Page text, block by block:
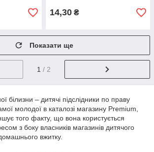
14,30 ₴
Показати ще
1 / 2
білизни – дитячі підслідники по праву
молодої в каталозі магазину Premium,
того факту, що вона користується
з боку власників магазинів дитячого
вжитку.